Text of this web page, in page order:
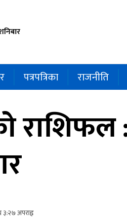
पत्रपत्रिका राजनीति
अपराह्न